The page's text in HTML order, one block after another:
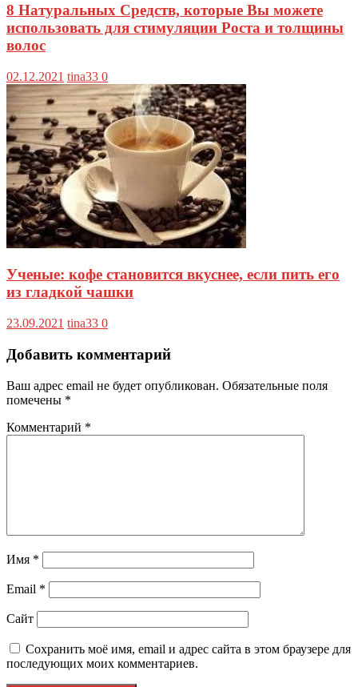
8 Натуральных Средств, которые Вы можете
использовать для стимуляции Роста и толщины
волос
02.12.2021 tina33 0
Ученые: кофе становится вкуснее, если пить его
из гладкой чашки
23.09.2021 tina33 0
Добавить комментарий
Ваш адрес email не будет опубликован. Обязательные поля
помечены *
Комментарий *
Имя *
Email *
Сайт
Сохранить моё имя, email и адрес сайта в этом браузере для
последующих моих комментариев.